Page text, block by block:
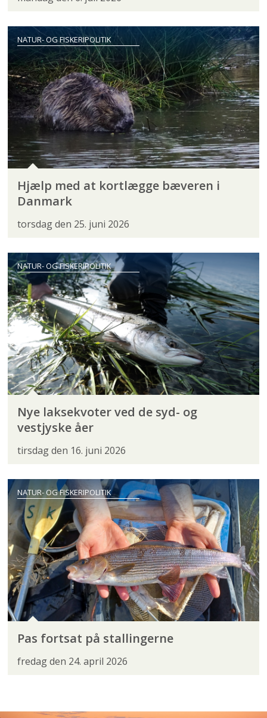
NATUR- OG FISKERIPOLITIK
Hjælp med at kortlægge bæveren i
Danmark
torsdag den 25. juni 2026
NATUR- OG FISKERIPOLITIK
Nye laksekvoter ved de syd- og
vestjyske åer
tirsdag den 16. juni 2026
NATUR- OG FISKERIPOLITIK
Pas fortsat på stallingerne
fredag den 24. april 2026